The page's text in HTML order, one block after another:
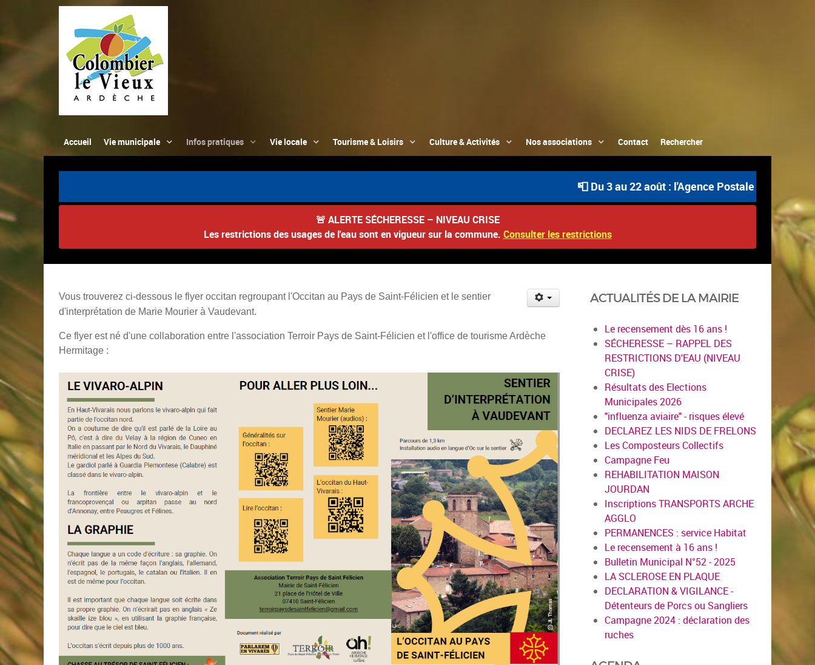
Accueil Vie municipale Infos pratiques Vie locale Tourisme & Loisirs Culture & Activités Nos associations Contact Rechercher
📮 Du 3 au 22 août : l'Agence Postale Communale
🚨 ALERTE SÉCHERESSE – NIVEAU CRISE
Les restrictions des usages de l'eau sont en vigueur sur la commune. Consulter les restrictions
Vous trouverez ci-dessous le flyer occitan regroupant l'Occitan au Pays de Saint-Félicien et le sentier
d'interprétation de Marie Mourier à Vaudevant.
Ce flyer est né d'une collaboration entre l'association Terroir Pays de Saint-Félicien et l'office de tourisme Ardèche
Hermitage :
ACTUALITÉS DE LA MAIRIE
Le recensement dès 16 ans !
SÉCHERESSE – RAPPEL DES
RESTRICTIONS D'EAU (NIVEAU
CRISE)
Résultats des Elections
Municipales 2026
"influenza aviaire" - risques élevé
DECLAREZ LES NIDS DE FRELONS
Les Composteurs Collectifs
Campagne Feu
REHABILITATION MAISON
JOURDAN
Inscriptions TRANSPORTS ARCHE
AGGLO
PERMANENCES : service Habitat
Le recensement à 16 ans !
Bulletin Municipal N°52 - 2025
LA SCLEROSE EN PLAQUE
DECLARATION & VIGILANCE -
Détenteurs de Porcs ou Sangliers
Campagne 2024 : déclaration des
ruches